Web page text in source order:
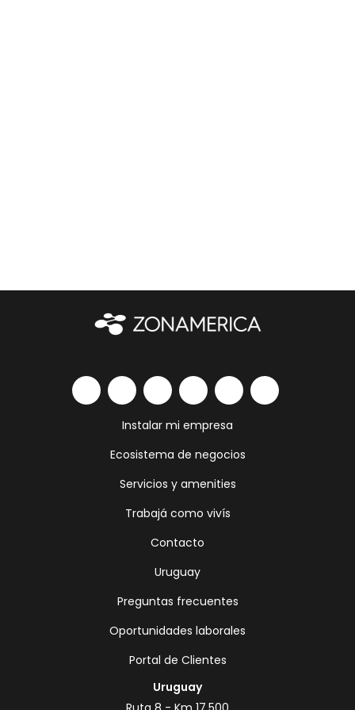
Instalar mi empresa
Ecosistema de negocios
Servicios y amenities
Trabajá como vivís
Contacto
Uruguay
Preguntas frecuentes
Oportunidades laborales
Portal de Clientes
Uruguay